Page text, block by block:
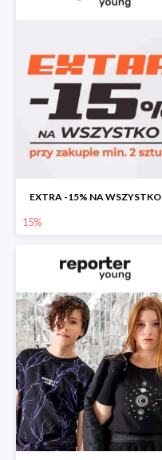
EXTRA -15% NA WSZYSTKO
15%